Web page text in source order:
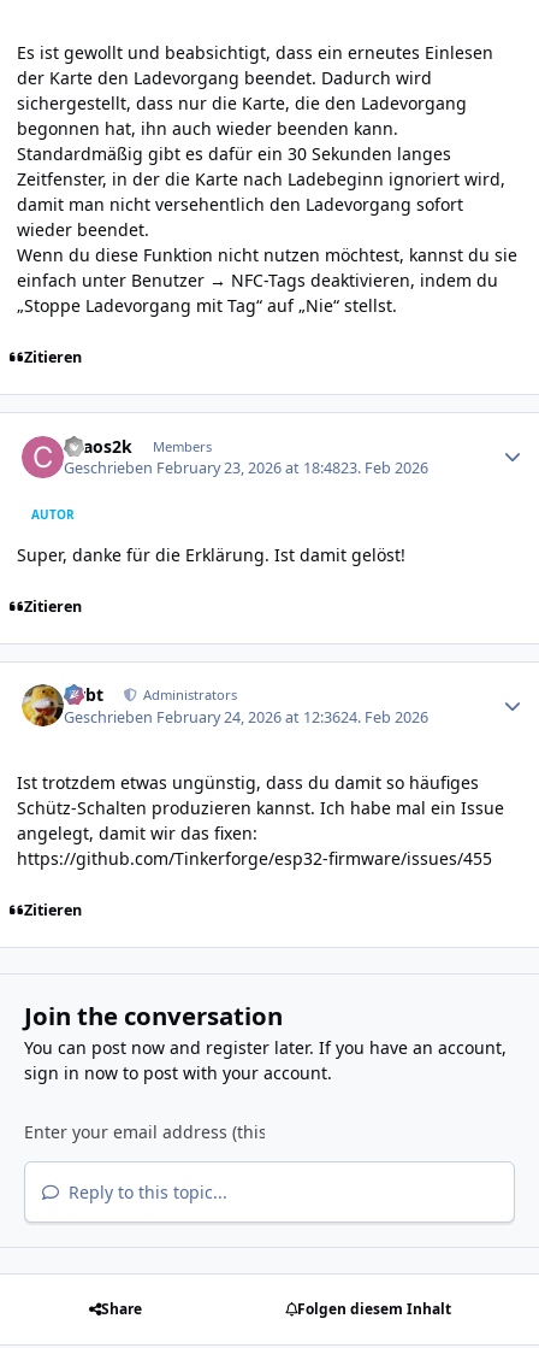
Es ist gewollt und beabsichtigt, dass ein erneutes Einlesen
der Karte den Ladevorgang beendet. Dadurch wird
sichergestellt, dass nur die Karte, die den Ladevorgang
begonnen hat, ihn auch wieder beenden kann.
Standardmäßig gibt es dafür ein 30 Sekunden langes
Zeitfenster, in der die Karte nach Ladebeginn ignoriert wird,
damit man nicht versehentlich den Ladevorgang sofort
wieder beendet.
Wenn du diese Funktion nicht nutzen möchtest, kannst du sie
einfach unter Benutzer → NFC-Tags deaktivieren, indem du
„Stoppe Lade­vorgang mit Tag“ auf „Nie“ stellst.
Zitieren
chaos2k Members
Geschrieben February 23, 2026 at 18:4823. Feb 2026
AUTOR
Super, danke für die Erklärung. Ist damit gelöst!
Zitieren
rtrbt Administrators
Geschrieben February 24, 2026 at 12:3624. Feb 2026
Ist trotzdem etwas ungünstig, dass du damit so häufiges
Schütz-Schalten produzieren kannst. Ich habe mal ein Issue
angelegt, damit wir das fixen:
https://github.com/Tinkerforge/esp32-firmware/issues/455
Zitieren
Join the conversation
You can post now and register later. If you have an account,
sign in nowto post with your account.
Reply to this topic...
Share Folgen diesem Inhalt